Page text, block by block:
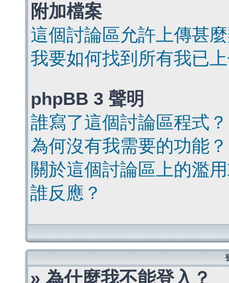
附加檔案
這個討論區允許上傳甚
我要如何找到所有我已
phpBB 3 聲明
誰寫了這個討論區程式？
為何沒有我需要的功能？
關於這個討論區上的濫
誰反應？
» 為什麼我不能登入？